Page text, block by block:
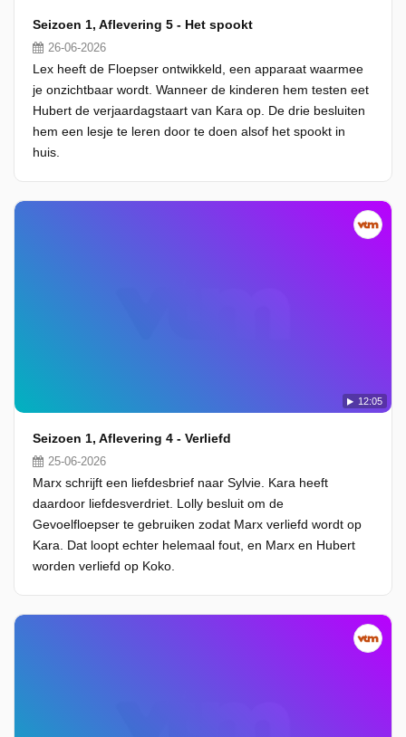
Seizoen 1, Aflevering 5 - Het spookt
26-06-2026
Lex heeft de Floepser ontwikkeld, een apparaat waarmee
je onzichtbaar wordt. Wanneer de kinderen hem testen eet
Hubert de verjaardagstaart van Kara op. De drie besluiten
hem een lesje te leren door te doen alsof het spookt in
huis.
12:05
Seizoen 1, Aflevering 4 - Verliefd
25-06-2026
Marx schrijft een liefdesbrief naar Sylvie. Kara heeft
daardoor liefdesverdriet. Lolly besluit om de
Gevoelfloepser te gebruiken zodat Marx verliefd wordt op
Kara. Dat loopt echter helemaal fout, en Marx en Hubert
worden verliefd op Koko.